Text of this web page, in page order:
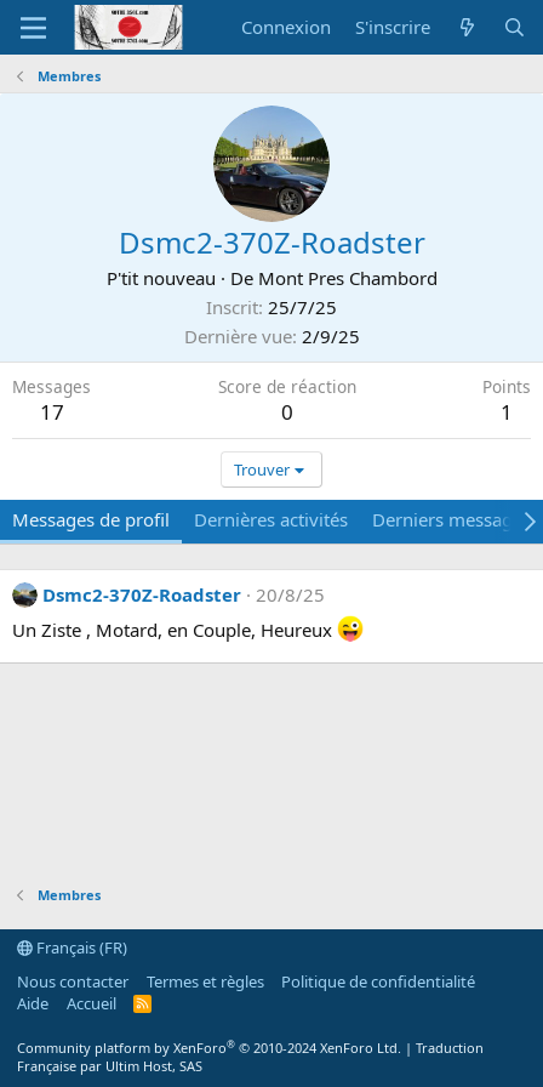
Connexion S'inscrire
Membres
Dsmc2-370Z-Roadster
P'tit nouveau · De Mont Pres Chambord
Inscrit 25/7/25
Dernière vue 2/9/25
Messages
17
Score de réaction
0
Points
1
Trouver
Messages de profil Dernières activités Derniers messages
Dsmc2-370Z-Roadster 20/8/25
Un Ziste , Motard, en Couple, Heureux
Membres
Français (FR)
Nous contacter
Termes et règles
Politique de confidentialité
Aide
Accueil
R
Community platform by XenForo® © 2010-2024 XenForo Ltd. | Traduction
Française par Ultim Host, SAS